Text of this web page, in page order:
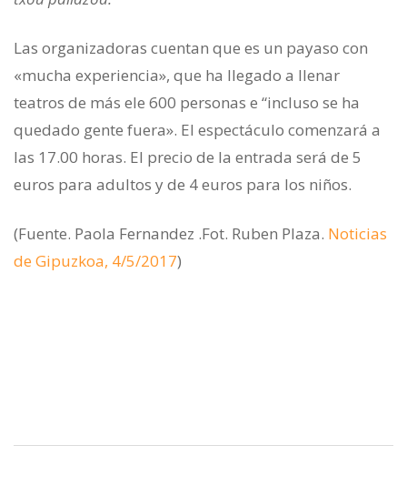
Las organizadoras cuentan que es un payaso con
«mucha experiencia», que ha llegado a llenar
teatros de más ele 600 personas e “incluso se ha
quedado gente fuera». El espec­táculo comenzará a
las 17.00 horas. El precio de la entrada será de 5
euros para adultos y de 4 euros para los niños.
(Fuente. Paola Fernandez .Fot. Ruben Plaza. Noticias
de Gipuzkoa, 4/5/2017)